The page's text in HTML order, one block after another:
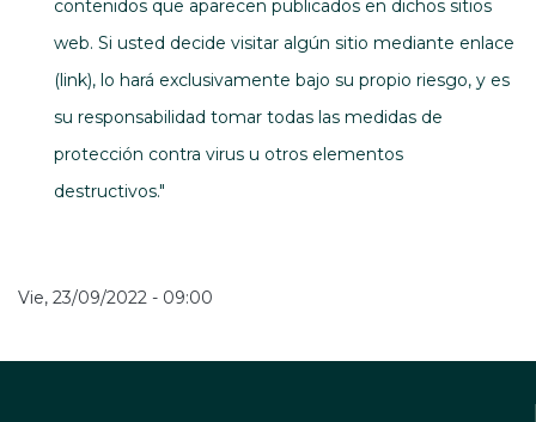
contenidos que aparecen publicados en dichos sitios
web. Si usted decide visitar algún sitio mediante enlace
(link), lo hará exclusivamente bajo su propio riesgo, y es
su responsabilidad tomar todas las medidas de
protección contra virus u otros elementos
destructivos."
Vie, 23/09/2022 - 09:00